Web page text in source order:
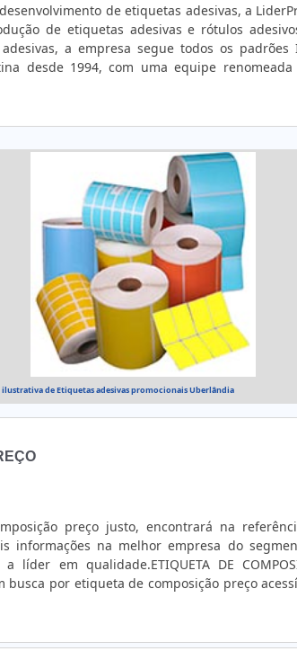
de etiquetas adesivas, a
de etiquetas adesivas e rótulos
a empresa segue todos os padrões
desde 1994, com uma equipe renomeada
criar etiquetas adesivas, a LiderPrint
como:- Polietileno;- Couchê;- Branco
branco e transparente;- BOPP branco;-
entre em contato diretamente com a empresa.
de Etiquetas adesivas promocionais Uberlândia
preço justo, encontrará na
informações na melhor empresa do
líder em qualidade.ETIQUETA DE
busca por etiqueta de composição preço
os serviços, acha o site da Tag Color.
adesivas e impressoras, oferecendo
tratando-se de etiqueta de composição